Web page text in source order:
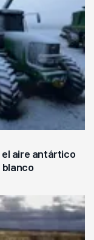
el aire antártico
blanco